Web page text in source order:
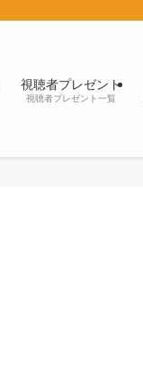
視聴者プレゼント
視聴者プレゼント一覧